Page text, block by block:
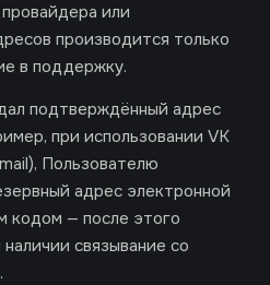
или
производится только
в поддержку.
подтверждённый адрес
при использовании VK
Пользователю
адрес электронной
кодом — после этого
связывание со